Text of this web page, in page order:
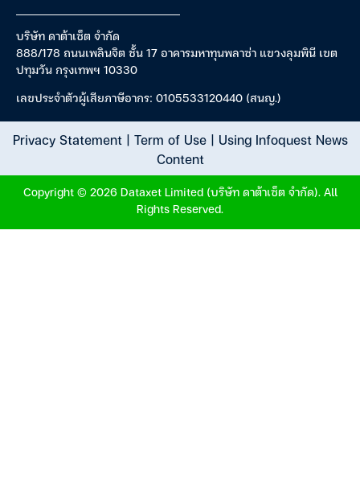
บริษัท ดาต้าเซ็ต จำกัด
888/178 ถนนเพลินจิต ชั้น 17 อาคารมหาทุนพลาซ่า แขวงลุมพินี เขต
ปทุมวัน กรุงเทพฯ 10330
เลขประจำตัวผู้เสียภาษีอากร: 0105533120440 (สนญ.)
Privacy Statement| Term of Use| Using Infoquest News
Content
Copyright © 2026 Dataxet Limited (บริษัท ดาต้าเซ็ต จำกัด). All
Rights Reserved.